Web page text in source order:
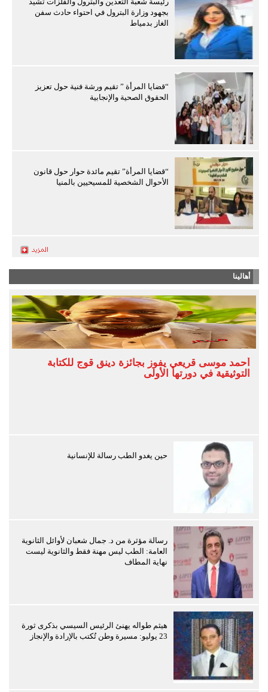
بجهود وزارة البترول في احتواء حادث سفن
الغاز بدمياط
“قضايا المرأة ” تقيم ورشة فنية حول تعزيز
الحقوق الصحية والإنجابية
“قضايا المرأة” تقيم مائدة حوار حول قانون
الأحوال الشخصية للمسيحيين بالمنيا
أهالينا
أحمد موسى قريعي يفوز بجائزة دينق قوج للكتابة
التوثيقية في دورتها الأولى
حين يغدو الطب رسالة للإنسانية
رسالة مؤثرة من د. جمال شعبان لأوائل الثانوية
العامة: الطب ليس مهنة فقط والثانوية ليست
نهاية المطاف
هيثم طواله يهنئ الرئيس السيسي بذكرى ثورة
23 يوليو: مسيرة وطن تُكتب بالإرادة والإنجاز